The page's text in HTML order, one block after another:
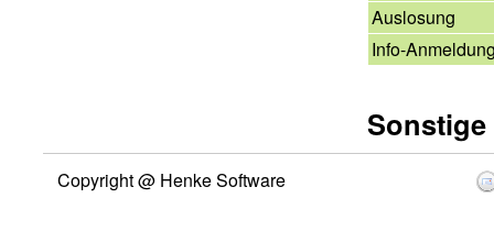
Auslosung
Info-
Copyright @ Henke Software